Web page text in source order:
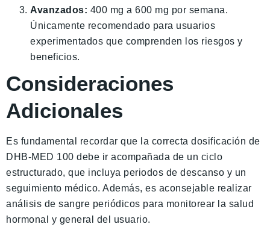
Avanzados: 400 mg a 600 mg por semana.
Únicamente recomendado para usuarios
experimentados que comprenden los riesgos y
beneficios.
Consideraciones
Adicionales
Es fundamental recordar que la correcta dosificación de
DHB-MED 100 debe ir acompañada de un ciclo
estructurado, que incluya periodos de descanso y un
seguimiento médico. Además, es aconsejable realizar
análisis de sangre periódicos para monitorear la salud
hormonal y general del usuario.